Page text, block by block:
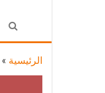
الرئيسية »